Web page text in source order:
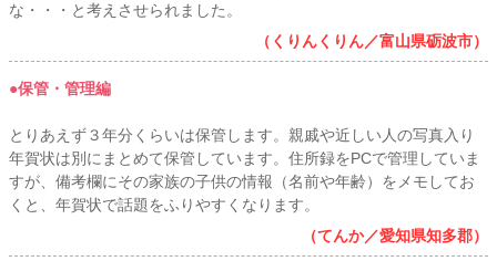
な・・・と考えさせられました。
（くりんくりん／富山県砺波市）
●保管・管理編
とりあえず３年分くらいは保管します。親戚や近しい人の写真入り
年賀状は別にまとめて保管しています。住所録をPCで管理していま
すが、備考欄にその家族の子供の情報（名前や年齢）をメモしてお
くと、年賀状で話題をふりやすくなります。
（てんか／愛知県知多郡）